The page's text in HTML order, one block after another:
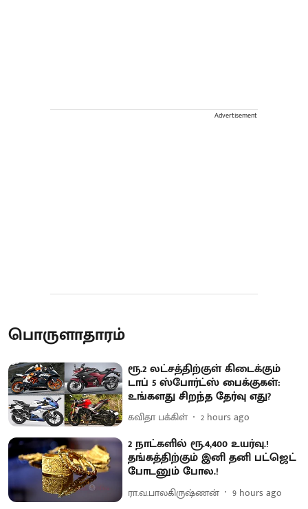
Advertisement
பொருளாதாரம்
ரூ.2 லட்சத்திற்குள் கிடைக்கும்
டாப் 5 ஸ்போர்ட்ஸ் பைக்குகள்:
உங்களது சிறந்த தேர்வு எது?
கவிதா பக்கிள் 2 hours ago
2 நாட்களில் ரூ.4,400 உயர்வு.!
தங்கத்திற்கும் இனி தனி பட்ஜெட்
போடனும் போல.!
ரா.வ.பாலகிருஷ்ணன் 9 hours ago